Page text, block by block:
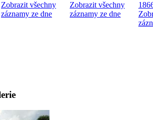
Zobrazit všechny
záznamy ze dne
Zobrazit všechny
záznamy ze dne